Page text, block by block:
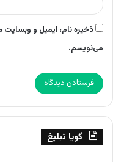
ذخیره نام، ایمیل و وبسایت
می‌نویسم.
گویا تبلیغ